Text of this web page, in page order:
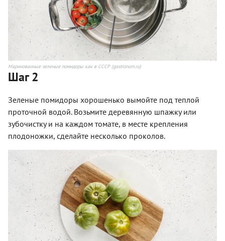
Маринованные зеленые помидоры как в СССР (gastronom.ru)
Шаг 2
Зеленые помидоры хорошенько вымойте под теплой
проточной водой. Возьмите деревянную шпажку или
зубочистку и на каждом томате, в месте крепления
плодоножки, сделайте несколько проколов.